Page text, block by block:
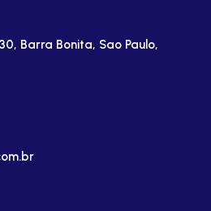
Barra Bonita, Sao Paulo,